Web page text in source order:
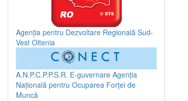
Agenția pentru Dezvoltare Regională Sud-
Vest Oltenia
A.N.P.C.P.P.S.R. E-guvernare Agenția
Națională pentru Ocuparea Forței de
Muncă